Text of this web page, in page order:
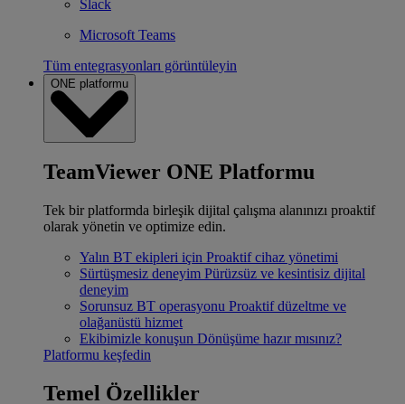
Slack
Microsoft Teams
Tüm entegrasyonları görüntüleyin
ONE platformu
TeamViewer ONE Platformu
Tek bir platformda birleşik dijital çalışma alanınızı proaktif
olarak yönetin ve optimize edin.
Yalın BT ekipleri için Proaktif cihaz yönetimi
Sürtüşmesiz deneyim Pürüzsüz ve kesintisiz dijital
deneyim
Sorunsuz BT operasyonu Proaktif düzeltme ve
olağanüstü hizmet
Ekibimizle konuşun Dönüşüme hazır mısınız?
Platformu keşfedin
Temel Özellikler